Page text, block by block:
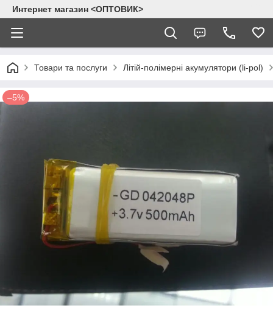
Интернет магазин <ОПТОВИК>
Товари та послуги Літій-полімерні акумулятори (li-pol)
–5%